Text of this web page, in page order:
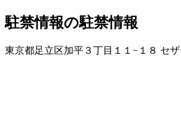
駐禁情報の駐禁情報
東京都足立区加平３丁目１１−１８ セ